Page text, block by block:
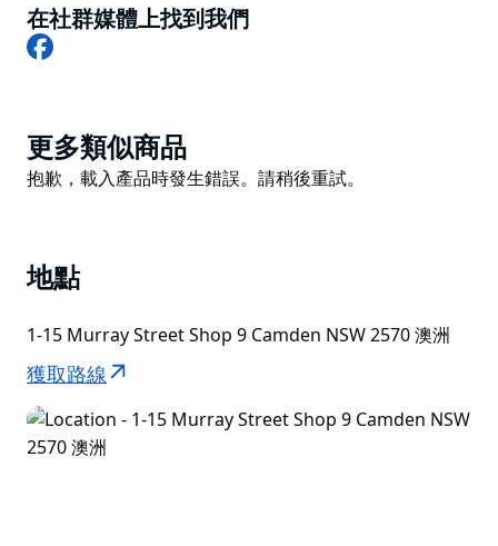
多。
在社群媒體上找到我們
Facebook
Product
List
更多類似商品
Product
抱歉，載入產品時發生錯誤。請稍後重試。
地點
1-15 Murray Street Shop 9 Camden NSW 2570 澳洲
獲取路線